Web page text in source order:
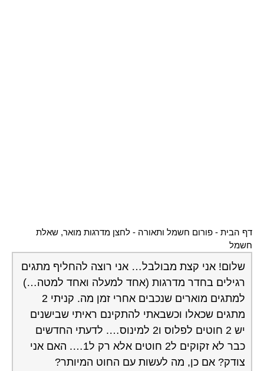
דף הבית - פורום חשמל ותאורה - לחצן מדרגות מואר, שאלת
חשמל
שלום! אני קצת מבולבל… אני רוצה להחליף מתגים
רגילים בחדר מדרגות (אחד למעלה ואחד למטה…)
למתגים מוארים שנכבים אחרי זמן מה. קניתי 2
מתגים שכאלו וכשבאתי להתקינם ראיתי שבישנים
יש 2 חוטים לפלוס ו2 למינוס…. לדעתי החדשים
כבר לא זקוקים ל2 חוטים אלא רק ל1…. האם אני
צודק? אם כן, מה לעשות עם החוט המיותר?